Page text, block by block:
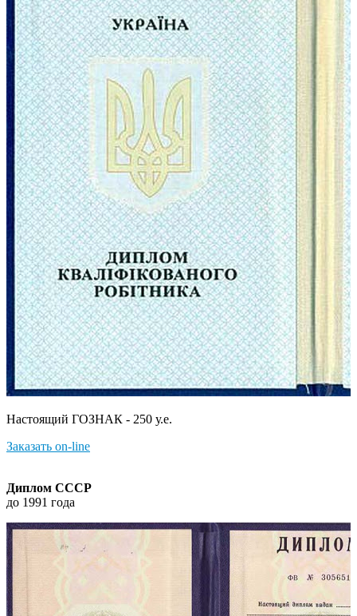
Настоящий ГОЗНАК - 250 у.е.
Заказать on-line
Диплом СССР
до 1991 года